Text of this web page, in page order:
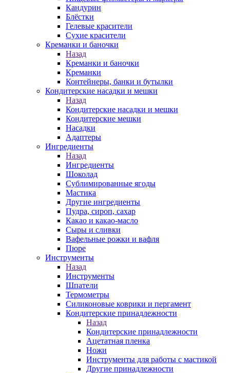
Кандурин
Блёстки
Гелевые красители
Сухие красители
Креманки и баночки
Назад
Креманки и баночки
Креманки
Контейнеры, банки и бутылки
Кондитерские насадки и мешки
Назад
Кондитерские насадки и мешки
Кондитерские мешки
Насадки
Адаптеры
Ингредиенты
Назад
Ингредиенты
Шоколад
Сублимированные ягоды
Мастика
Другие ингредиенты
Пудра, сироп, сахар
Какао и какао-масло
Сыры и сливки
Вафельные рожки и вафля
Пюре
Инструменты
Назад
Инструменты
Шпатели
Термометры
Силиконовые коврики и пергамент
Кондитерские принадлежности
Назад
Кондитерские принадлежности
Ацетатная пленка
Ножи
Инструменты для работы с мастикой
Другие принадлежности